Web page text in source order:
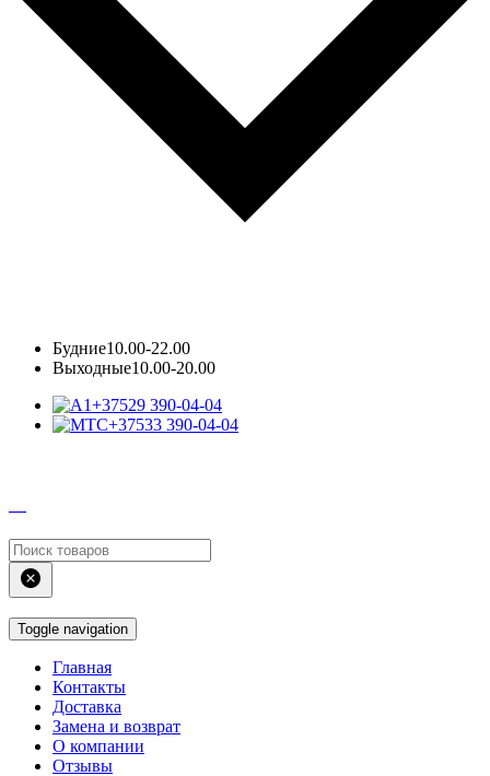
Будние10.00-22.00
Выходные10.00-20.00
+37529 390-04-04
+37533 390-04-04
Toggle navigation
Главная
Контакты
Доставка
Замена и возврат
О компании
Отзывы